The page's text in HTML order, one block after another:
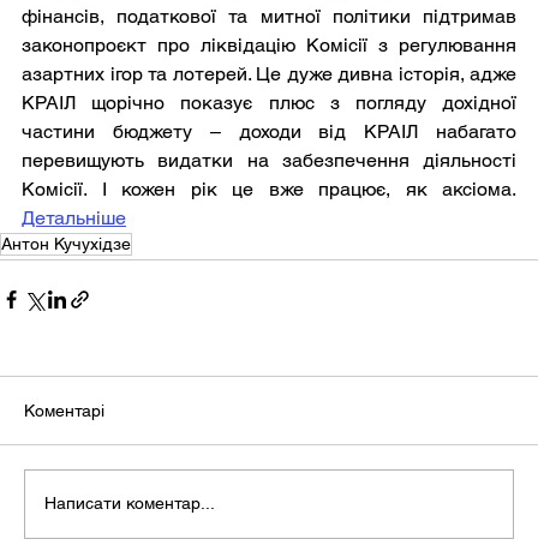
фінансів, податкової та митної політики підтримав
законопроєкт про ліквідацію Комісії з регулювання
азартних ігор та лотерей. Це дуже дивна історія, адже
КРАІЛ щорічно показує плюс з погляду дохідної
частини бюджету – доходи від КРАІЛ набагато
перевищують видатки на забезпечення діяльності
Детальніше
Антон Кучухідзе
Коментарі
Написати коментар...